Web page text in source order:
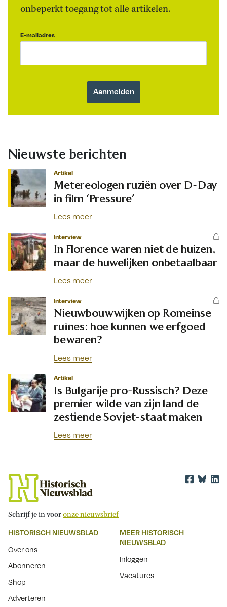
onbeperkt toegang tot alle artikelen.
E-mailadres
Nieuwste berichten
Artikel
Metereologen ruziën over D-Day
in film ‘Pressure’
Lees meer
Interview
In Florence waren niet de huizen,
maar de huwelijken onbetaalbaar
Lees meer
Interview
Nieuwbouwwijken op Romeinse
ruïnes: hoe kunnen we erfgoed
bewaren?
Lees meer
Artikel
Is Bulgarije pro-Russisch? Deze
premier wilde van zijn land de
zestiende Sovjet-staat maken
Lees meer
Schrijf je in vooronze nieuwsbrief
HISTORISCH NIEUWSBLAD
Over ons
Abonneren
Shop
Adverteren
MEER HISTORISCH
NIEUWSBLAD
Inloggen
Vacatures